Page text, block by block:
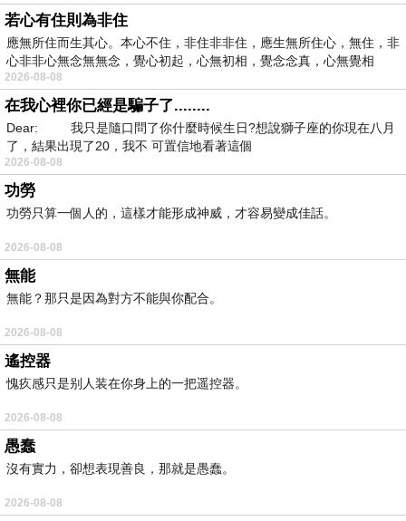
若心有住則為非住
應無所住而生其心。本心不住，非住非非住，應生無所住心，無住，非
心非非心無念無無念，覺心初起，心無初相，覺念念真，心無覺相
2026-08-08
在我心裡你已經是騙子了........
Dear: 我只是隨口問了你什麼時候生日?想說獅子座的你現在八月
了，結果出現了20，我不 可置信地看著這個
2026-08-08
功勞
功勞只算一個人的，這樣才能形成神威，才容易變成佳話。
2026-08-08
無能
無能？那只是因為對方不能與你配合。
2026-08-08
遙控器
愧疚感只是别人装在你身上的一把遥控器。
2026-08-08
愚蠢
沒有實力，卻想表現善良，那就是愚蠢。
2026-08-08